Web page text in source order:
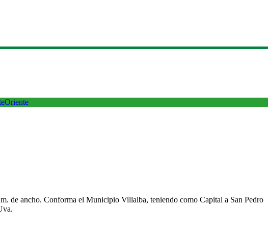
Oriente
de ancho. Conforma el Municipio Villalba, teniendo como Capital a San Pedro